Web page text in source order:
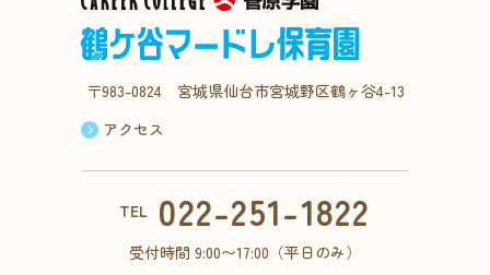
〒983-0824 宮城県仙台市宮城野区鶴ヶ谷4-13
アクセス
TEL 022-251-1822
受付時間 9:00〜17:00（平日のみ）